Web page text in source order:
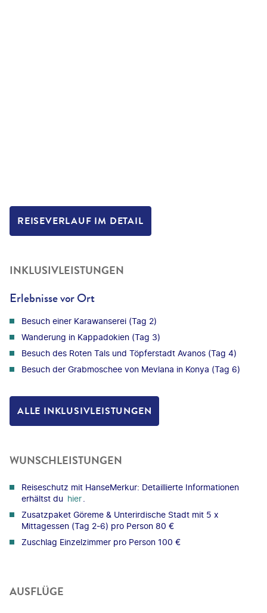
REISEVERLAUF IM DETAIL
INKLUSIVLEISTUNGEN
Erlebnisse vor Ort
Besuch einer Karawanserei (Tag 2)
Wanderung in Kappadokien (Tag 3)
Besuch des Roten Tals und Töpferstadt Avanos (Tag 4)
Besuch der Grabmoschee von Mevlana in Konya (Tag 6)
ALLE INKLUSIVLEISTUNGEN
WUNSCHLEISTUNGEN
Reiseschutz mit HanseMerkur: Detaillierte Informationen
erhältst du hier
Zusatzpaket Göreme & Unterirdische Stadt mit 5 x
Mittagessen (Tag 2-6) pro Person 80 €
Zuschlag Einzelzimmer pro Person 100 €
AUSFLÜGE